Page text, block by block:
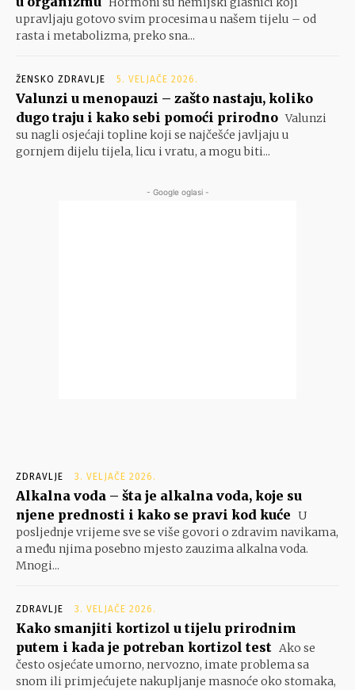
upravljaju gotovo svim procesima u našem tijelu – od
rasta i metabolizma, preko sna...
ŽENSKO ZDRAVLJE 5. VELJAČE 2026.
Valunzi u menopauzi – zašto nastaju, koliko
dugo traju i kako sebi pomoći prirodno Valunzi
su nagli osjećaji topline koji se najčešće javljaju u
gornjem dijelu tijela, licu i vratu, a mogu biti...
- Google oglasi -
ZDRAVLJE 3. VELJAČE 2026.
Alkalna voda – šta je alkalna voda, koje su
njene prednosti i kako se pravi kod kuće U
posljednje vrijeme sve se više govori o zdravim navikama,
a među njima posebno mjesto zauzima alkalna voda.
Mnogi...
ZDRAVLJE 3. VELJAČE 2026.
Kako smanjiti kortizol u tijelu prirodnim
putem i kada je potreban kortizol test Ako se
često osjećate umorno, nervozno, imate problema sa
snom ili primjećujete nakupljanje masnoće oko stomaka,